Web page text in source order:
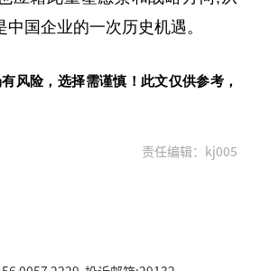
中国企业的一次历史机遇。
风险，选择需谨慎！此文仅供参考，
责任编辑：kj005